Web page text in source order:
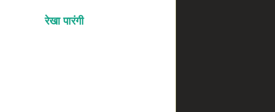
रेखा पारंगी